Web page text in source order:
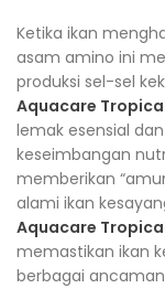
Ketika ikan
asam amino ini
produksi sel-sel
Aquacare
lemak esensial
keseimbangan
memberikan
alami ikan
Aquacare
memastikan ikan
berbagai